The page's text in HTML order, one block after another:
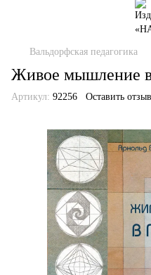
Вальдорфская педагогика
Живое мышление
Артикул: 92256 Оставить отзыв